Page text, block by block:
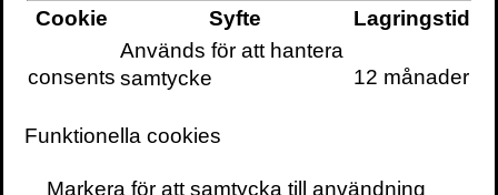
själv eller förändra världen. Som alltid i
deras böcker är inget ämne för konstigt.
Tänk som ett freak
rör sig mellan näringsliv
och filantropi, mellan sport och politik. Allt i
syfte att utmana dina invanda
varmkorvätarmästares hemligheter, varför
Cookie
Syfte Lagringstid
consents
Används för att hantera
samtycke
12 månader
Funktionella cookies
Markera för att samtycka till användning